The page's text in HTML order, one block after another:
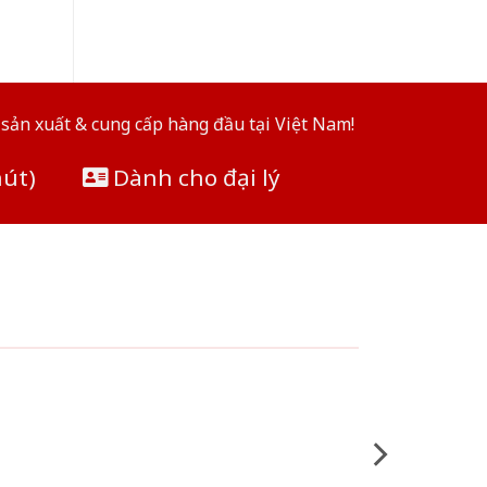
xuất & cung cấp hàng đầu tại Việt Nam!
Dành cho đại lý